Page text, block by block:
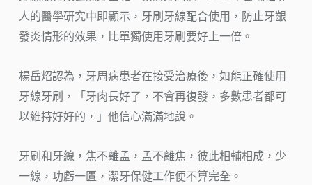
人的醫學研究中即顯示，牙刷牙線配合使用，防止牙齦
發炎情形的效果，比單獨使用牙刷要好上一倍。
楊岳炤認為，牙周病患者在接受治療後，如能正確使用
牙線牙刷，「牙肉長好了，不會再復發，多數患者都可
以維持好好的，」他信心滿滿地說。
牙刷和牙線，焦不離孟，孟不離焦，彼此相輔相成，少
一線，功虧一匱，潔牙保健工作便不算完全。